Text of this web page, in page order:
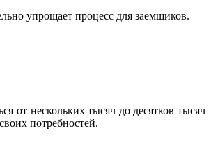
упрощает процесс для заемщиков.
от нескольких тысяч до десятков тысяч
потребностей.